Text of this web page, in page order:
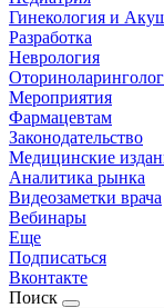
Гинекология и
Разработка
Неврология
Мероприятия
Фармацевтам
Законодательство
Медицинские
Аналитика рынка
Видеозаметки врача
Вебинары
Еще
Подписаться
Вконтакте
Поиск